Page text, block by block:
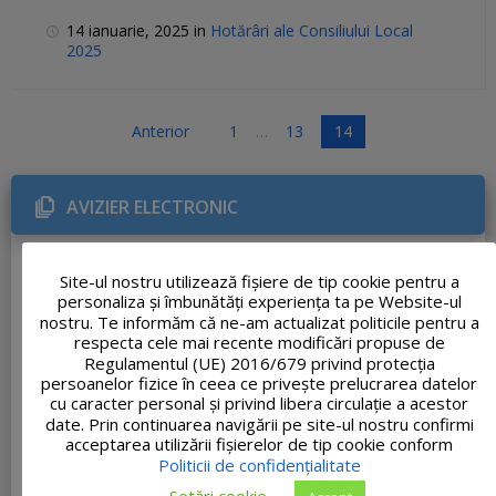
14 ianuarie, 2025 in Hotărâri ale Consiliului Local
2025
g
n
Anterior 1 … 13 14
AVIZIER ELECTRONIC
31 iulie, 2026 1 document
Informare privind gestionarea deșeurilor
29 iulie, 2026 1 document
Anunț atribuire concesiune Nr. 33.175/23.07.2026
23 iulie, 2026 1 document
Adresa nr. 33062 – Ofertă de școlarizare Academia de
Poliție
1 document
Site-ul nostru utilizează fişiere de tip cookie pentru a
personaliza și îmbunătăți experiența ta pe Website-ul
nostru. Te informăm că ne-am actualizat politicile pentru a
respecta cele mai recente modificări propuse de
Regulamentul (UE) 2016/679 privind protecția
persoanelor fizice în ceea ce privește prelucrarea datelor
cu caracter personal și privind libera circulație a acestor
date. Prin continuarea navigării pe site-ul nostru confirmi
acceptarea utilizării fişierelor de tip cookie conform
Politicii de confidențialitate